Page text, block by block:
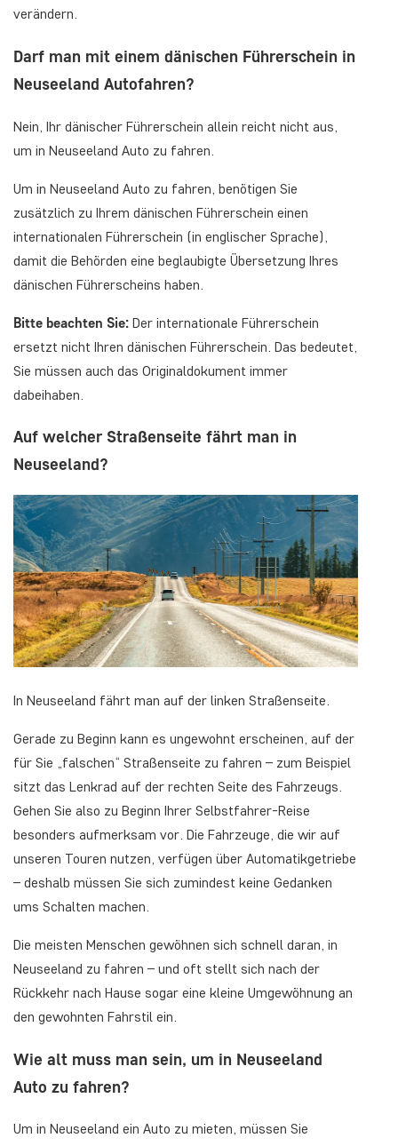
verändern.
Darf man mit einem dänischen Führerschein in
Neuseeland Autofahren?
Nein, Ihr dänischer Führerschein allein reicht nicht aus,
um in Neuseeland Auto zu fahren.
Um in Neuseeland Auto zu fahren, benötigen Sie
zusätzlich zu Ihrem dänischen Führerschein einen
internationalen Führerschein (in englischer Sprache),
damit die Behörden eine beglaubigte Übersetzung Ihres
dänischen Führerscheins haben.
Bitte beachten Sie: Der internationale Führerschein
ersetzt nicht Ihren dänischen Führerschein. Das bedeutet,
Sie müssen auch das Originaldokument immer
dabeihaben.
Auf welcher Straßenseite fährt man in
Neuseeland?
In Neuseeland fährt man auf der linken Straßenseite.
Gerade zu Beginn kann es ungewohnt erscheinen, auf der
für Sie „falschen“ Straßenseite zu fahren – zum Beispiel
sitzt das Lenkrad auf der rechten Seite des Fahrzeugs.
Gehen Sie also zu Beginn Ihrer Selbstfahrer-Reise
besonders aufmerksam vor. Die Fahrzeuge, die wir auf
unseren Touren nutzen, verfügen über Automatikgetriebe
– deshalb müssen Sie sich zumindest keine Gedanken
ums Schalten machen.
Die meisten Menschen gewöhnen sich schnell daran, in
Neuseeland zu fahren – und oft stellt sich nach der
Rückkehr nach Hause sogar eine kleine Umgewöhnung an
den gewohnten Fahrstil ein.
Wie alt muss man sein, um in Neuseeland
Auto zu fahren?
Um in Neuseeland ein Auto zu mieten, müssen Sie